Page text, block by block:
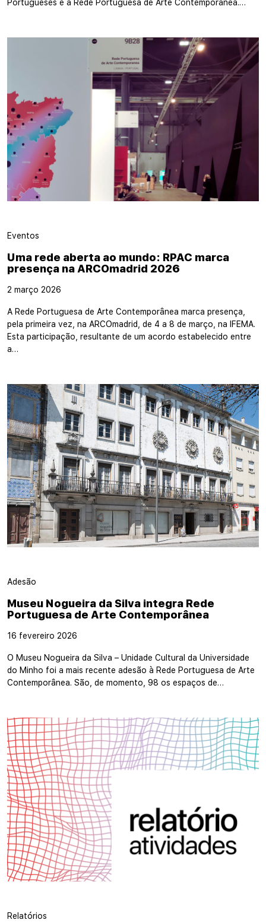
Portugueses e a Rede Portuguesa de Arte Contemporânea.…
Eventos
Uma rede aberta ao mundo: RPAC marca
presença na ARCOmadrid 2026
2 março 2026
A Rede Portuguesa de Arte Contemporânea marca presença,
pela primeira vez, na ARCOmadrid, de 4 a 8 de março, na IFEMA.
Esta participação, resultante de um acordo estabelecido entre
a…
Adesão
Museu Nogueira da Silva integra Rede
Portuguesa de Arte Contemporânea
16 fevereiro 2026
O Museu Nogueira da Silva – Unidade Cultural da Universidade
do Minho foi a mais recente adesão à Rede Portuguesa de Arte
Contemporânea. São, de momento, 98 os espaços de…
Relatórios